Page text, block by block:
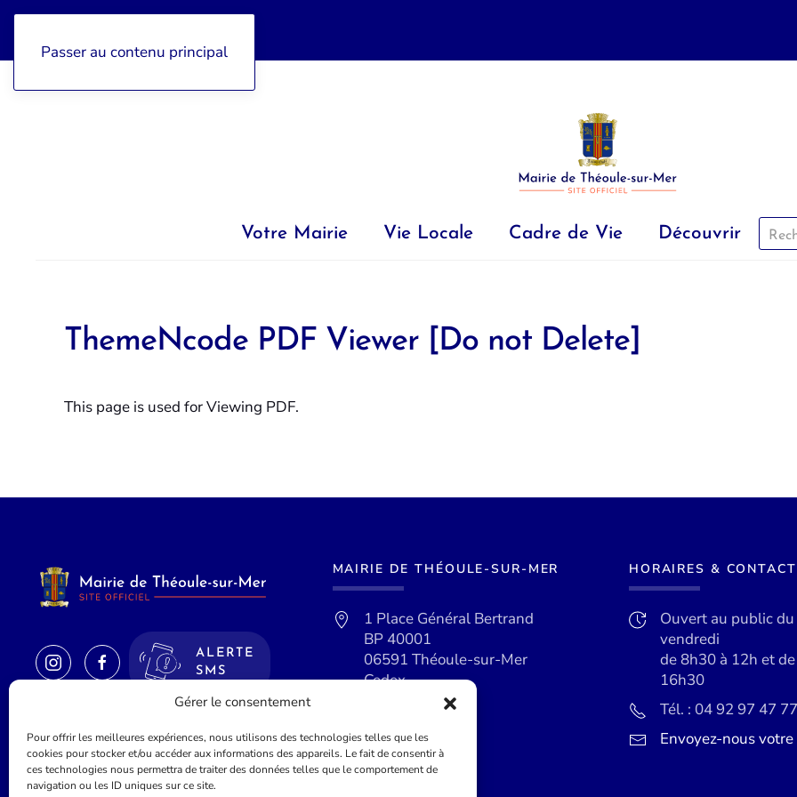
Gérer le consentement
Pour offrir les meilleures expériences, nous utilisons des technologies telles que les
cookies pour stocker et/ou accéder aux informations des appareils. Le fait de consentir à
ces technologies nous permettra de traiter des données telles que le comportement de
navigation ou les ID uniques sur ce site.
Passer au contenu principal
Votre Mairie Vie Locale Cadre de Vie Découvrir
ThemeNcode PDF Viewer [Do not Delete]
This page is used for Viewing PDF.
ALERTE
SMS
MAIRIE DE THÉOULE-SUR-MER
1 Place Général Bertrand
BP 40001
06591 Théoule-sur-Mer
Cedex
HORAIRES & CONTACT
Ouvert au public
vendredi
de 8h30 à 12h et
16h30
Tél. : 04 92 97 47 77
Envoyez-nous